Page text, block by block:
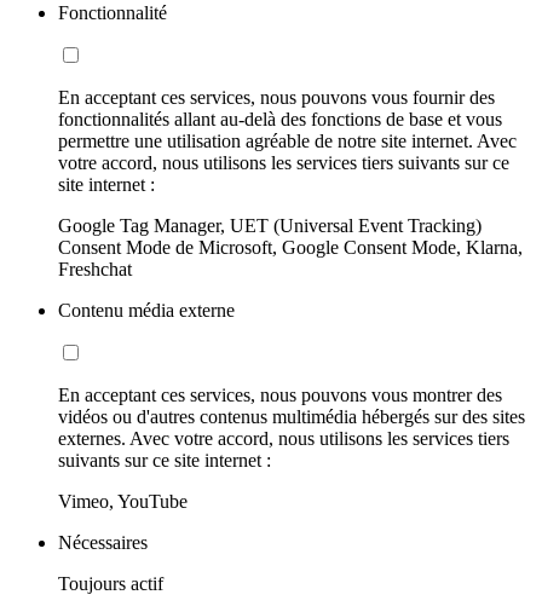
Fonctionnalité
En acceptant ces services, nous pouvons vous fournir des
fonctionnalités allant au-delà des fonctions de base et vous
permettre une utilisation agréable de notre site internet. Avec
votre accord, nous utilisons les services tiers suivants sur ce
site internet :
Google Tag Manager, UET (Universal Event Tracking)
Consent Mode de Microsoft, Google Consent Mode, Klarna,
Freshchat
Contenu média externe
En acceptant ces services, nous pouvons vous montrer des
vidéos ou d'autres contenus multimédia hébergés sur des sites
externes. Avec votre accord, nous utilisons les services tiers
suivants sur ce site internet :
Vimeo, YouTube
Nécessaires
Toujours actif